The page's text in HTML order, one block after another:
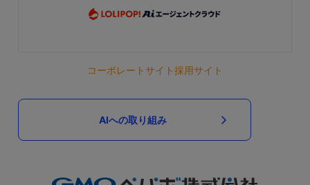
コーポレートサイト採用サイト
AIへの取り組み